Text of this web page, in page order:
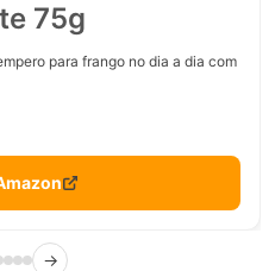
75g
para frango no dia a dia com
→